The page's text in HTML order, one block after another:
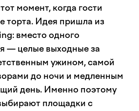
момент, когда гости
торта. Идея пришла из
вместо одного
— целые выходные за
ужином, самой
до ночи и медленным
день. Именно поэтому
площадки с